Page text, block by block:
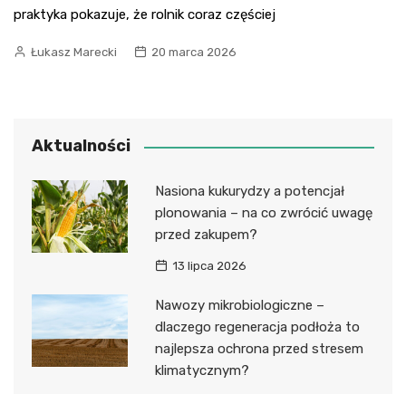
praktyka pokazuje, że rolnik coraz częściej
Łukasz Marecki 20 marca 2026
Aktualności
Nasiona kukurydzy a potencjał
plonowania – na co zwrócić uwagę
przed zakupem?
13 lipca 2026
Nawozy mikrobiologiczne –
dlaczego regeneracja podłoża to
najlepsza ochrona przed stresem
klimatycznym?